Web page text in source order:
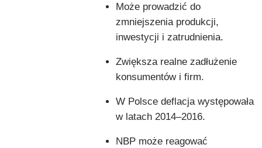
Może prowadzić do
zmniejszenia produkcji,
inwestycji i zatrudnienia.
Zwiększa realne zadłużenie
konsumentów i firm.
W Polsce deflacja występowała
w latach 2014–2016.
NBP może reagować